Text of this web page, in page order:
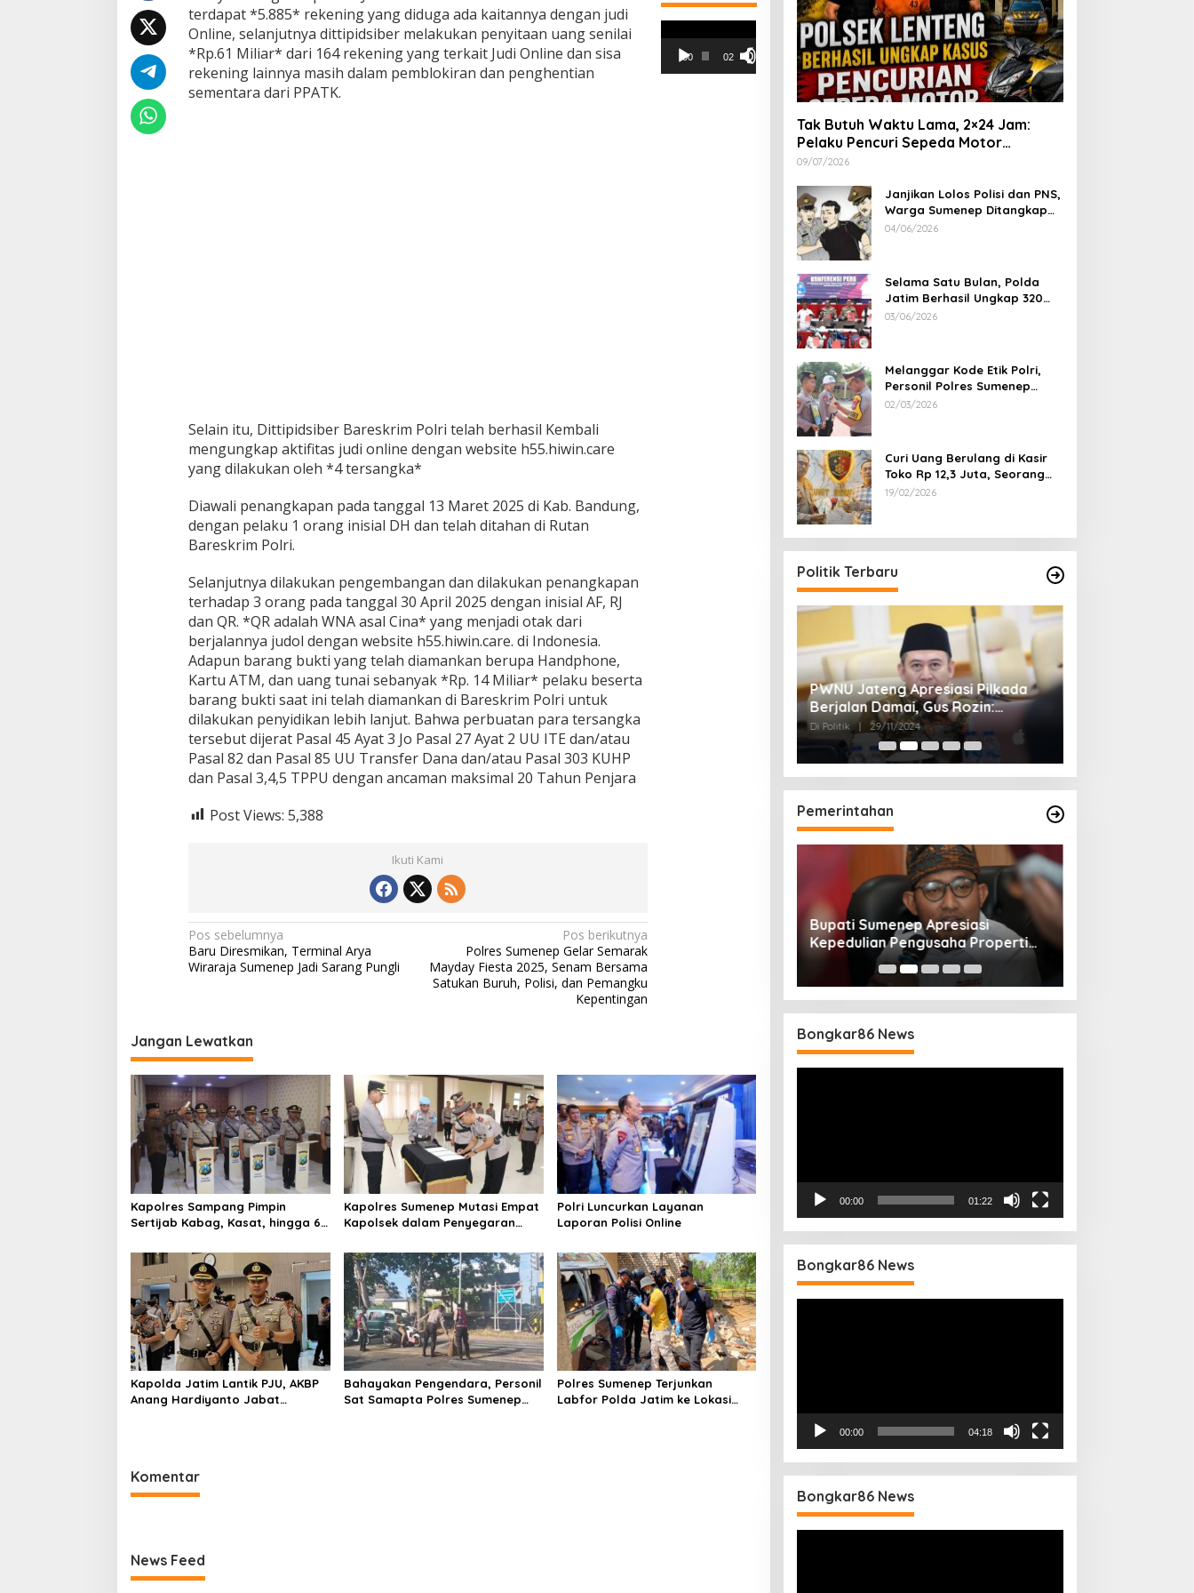
o
l
r
i
terdapat *5.885* rekening yang diduga ada kaitannya dengan judi
Online, selanjutnya dittipidsiber melakukan penyitaan uang senilai
*Rp.61 Miliar* dari 164 rekening yang terkait Judi Online dan sisa
rekening lainnya masih dalam pemblokiran dan penghentian
sementara dari PPATK.
Selain itu, Dittipidsiber Bareskrim Polri telah berhasil Kembali
mengungkap aktifitas judi online dengan website h55.hiwin.care
yang dilakukan oleh *4 tersangka*
Diawali penangkapan pada tanggal 13 Maret 2025 di Kab. Bandung,
dengan pelaku 1 orang inisial DH dan telah ditahan di Rutan
Bareskrim Polri.
Selanjutnya dilakukan pengembangan dan dilakukan penangkapan
terhadap 3 orang pada tanggal 30 April 2025 dengan inisial AF, RJ
dan QR. *QR adalah WNA asal Cina* yang menjadi otak dari
berjalannya judol dengan website h55.hiwin.care. di Indonesia.
Adapun barang bukti yang telah diamankan berupa Handphone,
Kartu ATM, dan uang tunai sebanyak *Rp. 14 Miliar* pelaku beserta
barang bukti saat ini telah diamankan di Bareskrim Polri untuk
dilakukan penyidikan lebih lanjut. Bahwa perbuatan para tersangka
tersebut dijerat Pasal 45 Ayat 3 Jo Pasal 27 Ayat 2 UU ITE dan/atau
Pasal 82 dan Pasal 85 UU Transfer Dana dan/atau Pasal 303 KUHP
dan Pasal 3,4,5 TPPU dengan ancaman maksimal 20 Tahun Penjara
Post Views: 5,388
Ikuti Kami
N
a
g
a
s
i
p
o
s
Pos sebelumnya
Baru Diresmikan, Terminal Arya
Wiraraja Sumenep Jadi Sarang Pungli
Pos berikutnya
Polres Sumenep Gelar Semarak
Mayday Fiesta 2025, Senam Bersama
Satukan Buruh, Polisi, dan Pemangku
Kepentingan
Video
00:00 02:42
Jangan Lewatkan
Kapolres Sampang Pimpin
Sertijab Kabag, Kasat, hingga 6
Kapolres Sumenep Mutasi Empat
Kapolsek dalam Penyegaran
Polri Luncurkan Layanan
Laporan Polisi Online
Kapolda Jatim Lantik PJU, AKBP
Anang Hardiyanto Jabat
Bahayakan Pengendara, Personil
Sat Samapta Polres Sumenep
Polres Sumenep Terjunkan
Labfor Polda Jatim ke Lokasi
Komentar
News Feed
Tak Butuh Waktu Lama, 2×24 Jam:
Pelaku Pencuri Sepeda Motor
Langsung Diringkus Polsek Lenteng di
09/07/2026
Janjikan Lolos Polisi dan PNS,
Warga Sumenep Ditangkap
Polres Sampang, Korban Rugi
04/06/2026
Selama Satu Bulan, Polda
Jatim Berhasil Ungkap 320
Kasus Kejahatan Jalanan, BB
03/06/2026
Melanggar Kode Etik Polri,
Personil Polres Sumenep
Dipecat
02/03/2026
Curi Uang Berulang di Kasir
Toko Rp 12,3 Juta, Seorang
Pemuda Diamankan Tim
19/02/2026
Politik Terbaru
Ketua Komisi II DPR RI: Pilkada
Serentak 2024 Berjalan Lancar
dan Kondusif
Di Politik | 29/11/2024
PWNU Jateng Apresiasi Pilkada
Berjalan Damai, Gus Rozin:
Cerminan Kedewasaan Politik
Masyarakat
Di Politik | 29/11/2024
Pemerintahan
Pemkab Sumenep Salurkan
Tunjangan Guru Ngaji, Bupati
Fauzi: Guru Ngaji Berperan
Strategis Bangun Akhlak Generasi
Bupati Sumenep Apresiasi
Kepedulian Pengusaha Properti
Bantu Korban Gempa
Bongkar86 News
00:00 01:22
Bongkar86 News
00:00 04:18
Bongkar86 News